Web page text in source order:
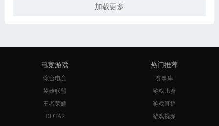
加载更多
电竞游戏
综合电竞
英雄联盟
王者荣耀
DOTA2
热门推荐
赛事库
游戏比赛
游戏直播
游戏视频